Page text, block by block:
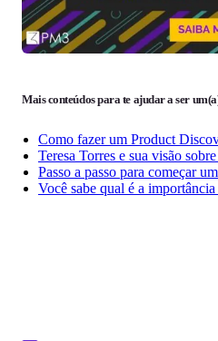
Mais conteúdos para te ajudar a ser
Como fazer um Product
Teresa Torres e sua visão
Passo a passo para começar
Você sabe qual é a